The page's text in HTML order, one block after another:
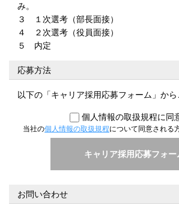
み。
３ １次選考（部長面接）
４ ２次選考（役員面接）
５ 内定
応募方法
以下の「キャリア採用応募フォーム」から
個人情報の取扱規程に同
当社の個人情報の取扱規程について同意される
キャリア採用応募フォー
お問い合わせ